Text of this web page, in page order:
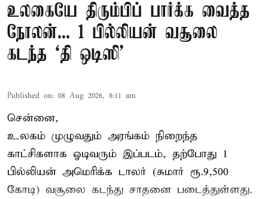
உலகையே திரும்பிப் பார்க்க வைத்த
நோலன்... 1 பில்லியன் வசூலை
கடந்த ‘தி ஒடிஸி’
Published on: 08 Aug 2026, 8:11 am
சென்னை,
உலகம் முழுவதும் அரங்கம் நிறைந்த
காட்சிகளாக ஓடிவரும் இப்படம், தற்போது 1
பில்லியன் அமெரிக்க டாலர் (சுமார் ரூ.9,500
கோடி) வசூலை கடந்து சாதனை படைத்துள்ளது.